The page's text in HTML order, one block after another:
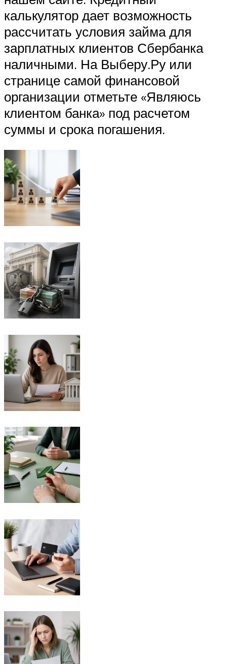
калькулятор дает возможность
рассчитать условия займа для
зарплатных клиентов Сбербанка
наличными. На Выберу.Ру или
странице самой финансовой
организации отметьте «Являюсь
клиентом банка» под расчетом
суммы и срока погашения.